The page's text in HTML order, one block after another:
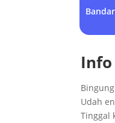
Udah
Tinggal